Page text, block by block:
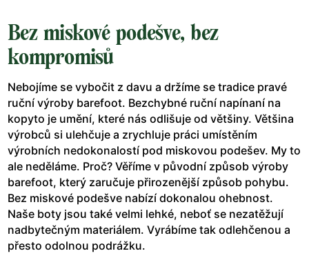
Bez miskové podešve, bez
kompromisů
Nebojíme se vybočit z davu a držíme se tradice pravé
ruční výroby barefoot. Bezchybné ruční napínaní na
kopyto je umění, které nás odlišuje od většiny. Většina
výrobců si ulehčuje a zrychluje práci umístěním
výrobních nedokonalostí pod miskovou podešev. My to
ale neděláme. Proč? Věříme v původní způsob výroby
barefoot, který zaručuje přirozenější způsob pohybu.
Bez miskové podešve nabízí dokonalou ohebnost.
Naše boty jsou také velmi lehké, neboť se nezatěžují
nadbytečným materiálem. Vyrábíme tak odlehčenou a
přesto odolnou podrážku.